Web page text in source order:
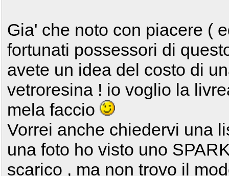
Gia' che noto con piacere (
fortunati possessori di
avete un idea del costo di
vetroresina ! io voglio la
mela faccio
Vorrei anche chiedervi una
una foto ho visto uno
scarico , ma non trovo il